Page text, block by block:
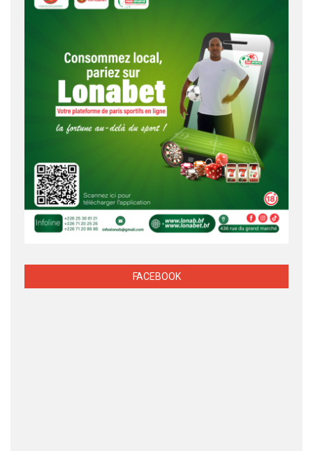
FACEBOOK